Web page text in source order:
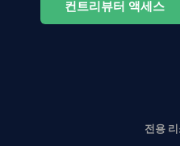
컨트리뷰터 액세스
전용